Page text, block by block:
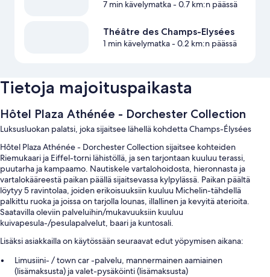
7 min kävelymatka- 0.7 km:n päässä
Théâtre des Champs-Elysées
1 min kävelymatka- 0.2 km:n päässä
Tietoja majoituspaikasta
Hôtel Plaza Athénée - Dorchester Collection
Luksusluokan palatsi, joka sijaitsee lähellä kohdetta Champs-Élysées
Hôtel Plaza Athénée - Dorchester Collection sijaitsee kohteiden
Riemukaari ja Eiffel-torni lähistöllä, ja sen tarjontaan kuuluu terassi,
puutarha ja kampaamo. Nautiskele vartalohoidosta, hieronnasta ja
vartalokääreestä paikan päällä sijaitsevassa kylpylässä. Paikan päältä
löytyy 5 ravintolaa, joiden erikoisuuksiin kuuluu Michelin-tähdellä
palkittu ruoka ja joissa on tarjolla lounas, illallinen ja kevyitä aterioita.
Saatavilla oleviin palveluihin/mukavuuksiin kuuluu
kuivapesula-/pesulapalvelut, baari ja kuntosali.
Lisäksi asiakkailla on käytössään seuraavat edut yöpymisen aikana:
Limusiini- / town car -palvelu, mannermainen aamiainen
(lisämaksusta) ja valet-pysäköinti (lisämaksusta)